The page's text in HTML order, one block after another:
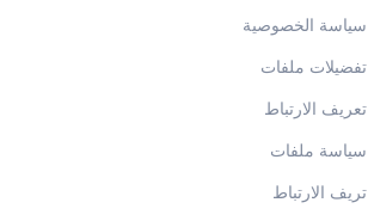
سياسة الخصوصية
تفضيلات ملفات
تعريف الارتباط
سياسة ملفات
تريف الارتباط